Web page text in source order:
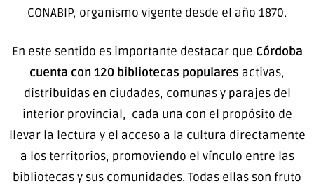
CONABIP, organismo vigente desde el año 1870.
En este sentido es importante destacar que Córdoba
cuenta con 120 bibliotecas populares activas,
distribuidas en ciudades, comunas y parajes del
interior provincial, cada una con el propósito de
llevar la lectura y el acceso a la cultura directamente
a los territorios, promoviendo el vínculo entre las
bibliotecas y sus comunidades. Todas ellas son fruto